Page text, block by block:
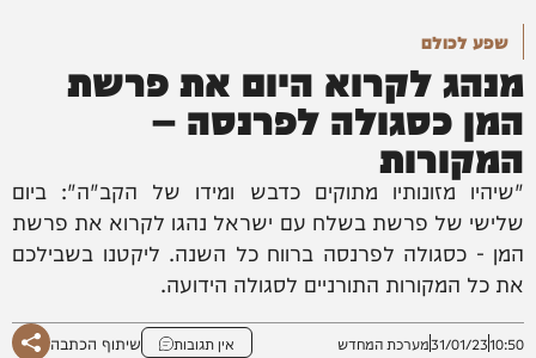
שפע לכולם
מנהג לקרוא היום את פרשת
המן כסגולה לפרנסה –
המקורות
"שיהיו מזונותיו מתוקים כדבש ומידו של הקב"ה": ביום
שלישי של פרשת בשלח עם ישראל נהגו לקרוא את פרשת
המן - כסגולה לפרנסה ברווח כל השנה. ליקטנו בשבילכם
את כל המקורות התורניים לסגולה הידועה.
10:50
31/01/23מערכת המחדש אין תגובות שיתוף הכתבה